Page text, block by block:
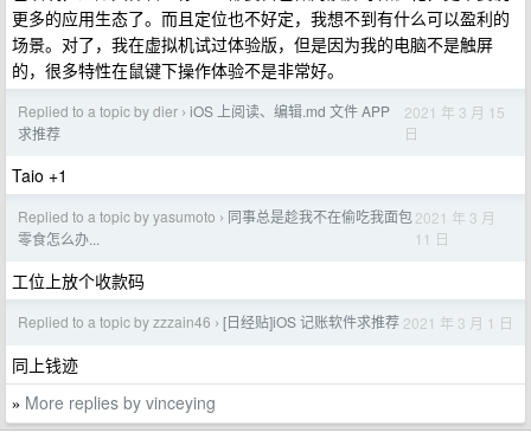
更多的应用生态了。而且定位也不好定，我想不到有什么可以盈利的
场景。对了，我在虚拟机试过体验版，但是因为我的电脑不是触屏
的，很多特性在鼠键下操作体验不是非常好。
Replied to a topic by dier › iOS 上阅读、编辑.md 文件 APP
求推荐
2021 年 3 月 15
日
Taio +1
Replied to a topic by yasumoto › 同事总是趁我不在偷吃我面包
零食怎么办...
2021 年 3 月
11 日
工位上放个收款码
Replied to a topic by zzzain46 › [日经贴]iOS 记账软件求推荐 2021 年 3 月 1 日
同上钱迹
» More replies by vinceying